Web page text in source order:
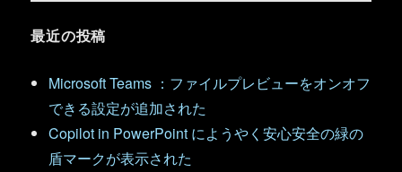
最近の投稿
Microsoft Teams ：ファイルプレビューをオンオフ
できる設定が追加された
Copilot in PowerPoint にようやく安心安全の緑の
盾マークが表示された